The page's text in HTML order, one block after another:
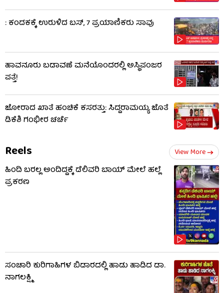
: ಕಂದಕಕ್ಕೆ ಉರುಳಿದ ಬಸ್, 7 ಪ್ರಯಾಣಿಕರು ಸಾವು
ಹಾವನೂರು ಬಡಾವಣೆ ಮನೆಯೊಂದರಲ್ಲಿ ಅಸ್ಥಿಪಂಜರ
ಪತ್ತೆ!
ಜೋರಾದ ಖಾತೆ ಹಂಚಿಕೆ ಕಸರತ್ತು: ಸಿದ್ದರಾಮಯ್ಯ ಜೊತೆ
ಡಿಕೆಶಿ ಗಂಭೀರ ಚರ್ಚೆ
Reels View More
ಹಿಂದಿ ಬರಲ್ಲ ಅಂದಿದ್ದಕ್ಕೆ ಡೆಲಿವರಿ ಬಾಯ್‌ ಮೇಲೆ ಹಲ್ಲೆ
ಪ್ರಕರಣ
ಸಂಚಾರಿ ಕುರಿಗಾಹಿಗಳ ಬಿಡಾರದಲ್ಲಿ ಹಾಡು ಹಾಡಿದ ಡಾ.
ನಾಗಲಕ್ಷ್ಮಿ